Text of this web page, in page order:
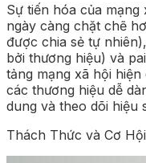
Sự tiến hóa của
ngày càng chặt chẽ
được chia sẻ tự
bởi thương hiệu) và
tảng mạng xã hội
các thương hiệu dễ
dung và theo dõi hiệu
Thách Thức và Cơ Hội